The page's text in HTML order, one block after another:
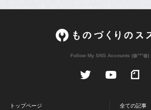
Follow My SNS Accounts (◍ᐡᐤᐡ◍)
トップページ 全ての記事